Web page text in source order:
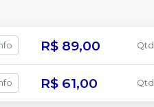
R$ 89,00 Qtd
R$ 61,00 Qtd